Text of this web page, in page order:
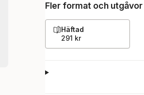
Fler format och utgåvor
Häftad
291 kr